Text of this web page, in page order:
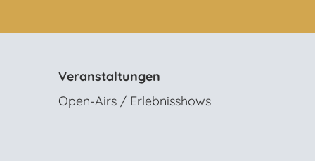
Veranstaltungen
Open-Airs / Erlebnisshows